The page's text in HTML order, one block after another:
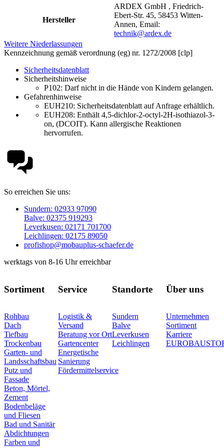
Hersteller
ARDEX GmbH , Friedrich-
Ebert-Str. 45, 58453 Witten-
Annen, Email:
technik@ardex.de
Weitere Niederlassungen
Kennzeichnung gemäß verordnung (eg) nr. 1272/2008 [clp]
Sicherheitsdatenblatt
Sicherheitshinweise
P102: Darf nicht in die Hände von Kindern gelangen.
Gefahrenhinweise
EUH210: Sicherheitsdatenblatt auf Anfrage erhältlich.
EUH208: Enthält 4,5-dichlor-2-octyl-2H-isothiazol-3-
on, (DCOIT). Kann allergische Reaktionen
hervorrufen.
So erreichen Sie uns:
Sundern: 02933 97090
Balve: 02375 919293
Leverkusen: 02171 701700
Leichlingen: 02175 89050
profishop@mobauplus-schaefer.de
werktags von 8-16 Uhr erreichbar
Sortiment
Rohbau
Dach
Tiefbau
Trockenbau
Garten- und
Landsschaftsbau
Putz und
Fassade
Beton, Mörtel,
Zement
Bodenbeläge
und Fliesen
Bad und Sanitär
Abdichtungen
Farben und
Service
Logistik &
Versand
Beratung vor Ort
Gartencenter
Energetische
Sanierung
Fördermittelservice
Standorte
Sundern
Balve
Leverkusen
Leichlingen
Über uns
Unternehmen
Sortiment
Karriere